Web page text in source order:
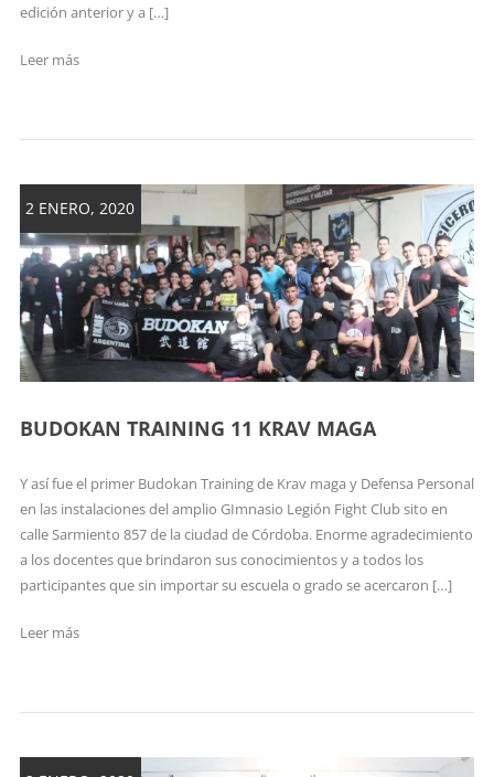
edición anterior y a […]
Leer más
2 ENERO, 2020
BUDOKAN TRAINING 11 KRAV MAGA
Y así fue el primer Budokan Training de Krav maga y Defensa Personal
en las instalaciones del amplio GImnasio Legión Fight Club sito en
calle Sarmiento 857 de la ciudad de Córdoba. Enorme agradecimiento
a los docentes que brindaron sus conocimientos y a todos los
participantes que sin importar su escuela o grado se acercaron […]
Leer más